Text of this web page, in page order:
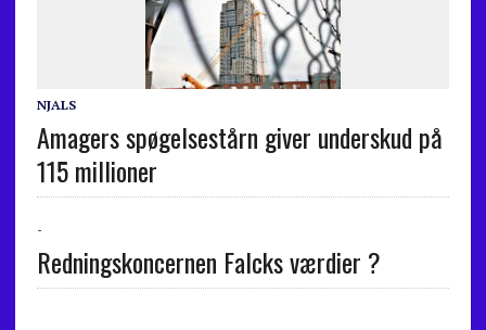
NJALS
Amagers spøgelsestårn giver underskud på
115 millioner
-
Redningskoncernen Falcks værdier ?